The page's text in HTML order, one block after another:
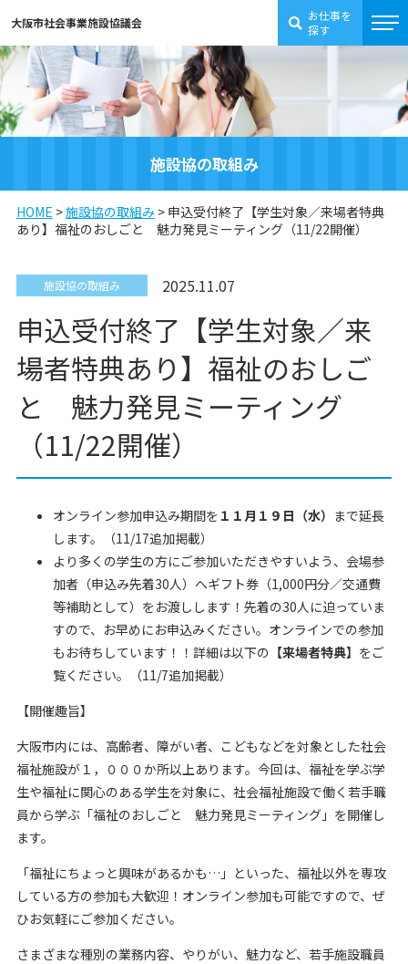
大阪市社会事業施設協議会
お仕事を
探す
施設協の取組み
HOME >施設協の取組み> 申込受付終了【学生対象／来場者特典
あり】福祉のおしごと 魅力発見ミーティング（11/22開催）
施設協の取組み 2025.11.07
申込受付終了【学生対象／来
場者特典あり】福祉のおしご
と 魅力発見ミーティング
（11/22開催）
オンライン参加申込み期間を １１月１９日（水） まで延長
します。（11/17追加掲載）
より多くの学生の方にご参加いただきやすいよう、会場参
加者（申込み先着30人）へギフト券（1,000円分／交通費
等補助として）をお渡しします！先着の30人に迫っていま
すので、お早めにお申込みください。オンラインでの参加
もお待ちしています！！詳細は以下の 【来場者特典】 をご
覧ください。（11/7追加掲載）
【開催趣旨】
大阪市内には、高齢者、障がい者、こどもなどを対象とした社会
福祉施設が１，０００か所以上あります。今回は、福祉を学ぶ学
生や福祉に関心のある学生を対象に、社会福祉施設で働く若手職
員から学ぶ「福祉のおしごと 魅力発見ミーティング」を開催し
ます。
「福祉にちょっと興味があるかも…」といった、福祉以外を専攻
している方の参加も大歓迎！オンライン参加も可能ですので、ぜ
ひお気軽にご参加ください。
さまざまな種別の業務内容、やりがい、魅力など、若手施設職員